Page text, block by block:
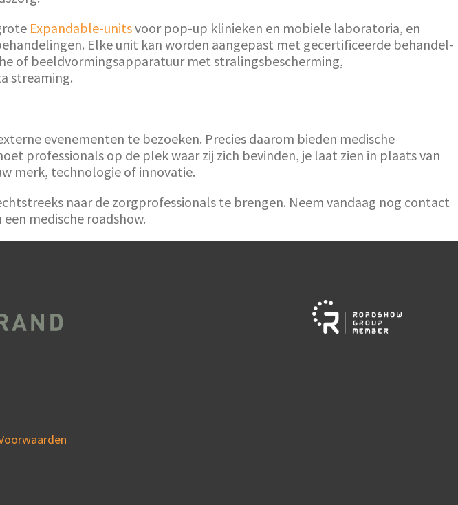
Expandable-unitsvoor pop-up klinieken en mobiele laboratoria, en
Elke unit kan worden aangepast met gecertificeerde behandel-
of beeldvormingsapparatuur met stralingsbescherming,
streaming.
evenementen te bezoeken. Precies daarom bieden medische
professionals op de plek waar zij zich bevinden, je laat zien in plaats van
merk, technologie of innovatie.
naar de zorgprofessionals te brengen. Neem vandaag nog contact
medische roadshow.